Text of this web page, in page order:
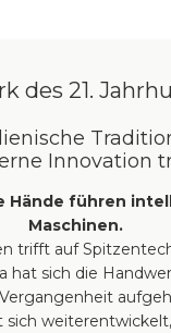
des 21.
Innovation
Hände führen
Maschinen.
trifft auf
hat sich die
sich weiterentwickelt,